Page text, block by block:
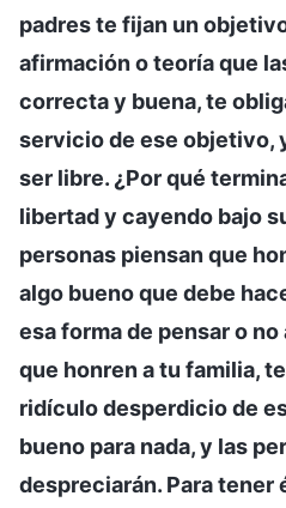
padres te fijan un
afirmación o teoría que
correcta y buena, te
servicio de ese objetivo,
ser libre. ¿Por qué
libertad y cayendo bajo
personas piensan que
algo bueno que debe
esa forma de pensar o
que honren a tu familia,
ridículo desperdicio de
bueno para nada, y las
despreciarán. Para tener